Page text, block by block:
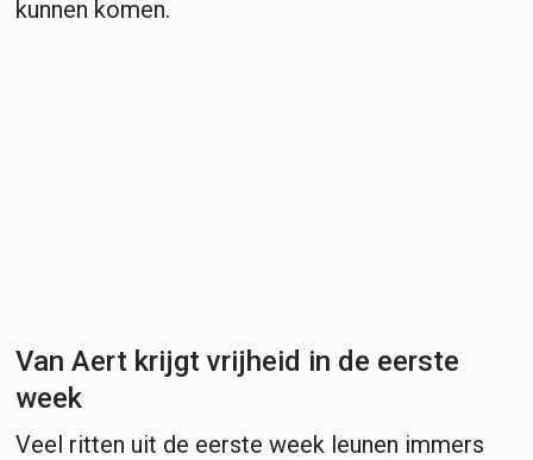
kunnen komen.
Van Aert krijgt vrijheid in de eerste
week
Veel ritten uit de eerste week leunen immers